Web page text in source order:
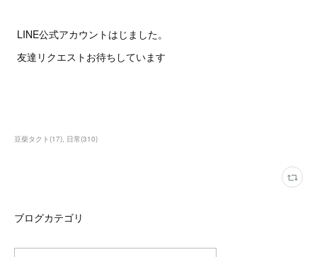
LINE公式アカウントはじました。
友達リクエストお待ちしています
豆柴タクト(17) 日常(310)
ブログカテゴリ